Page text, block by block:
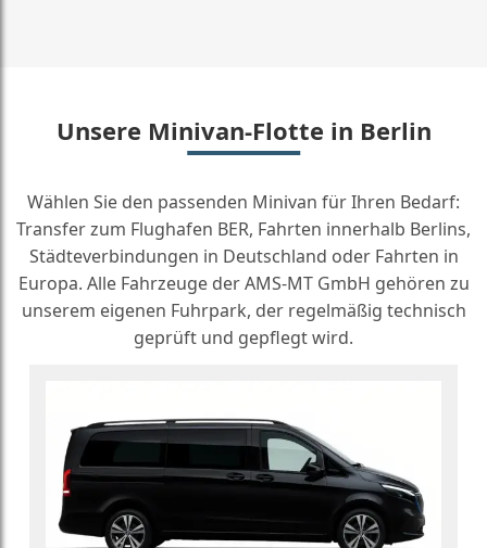
Unsere Minivan-Flotte in Berlin
Wählen Sie den passenden Minivan für Ihren Bedarf:
Transfer zum Flughafen BER, Fahrten innerhalb Berlins,
Städteverbindungen in Deutschland oder Fahrten in
Europa. Alle Fahrzeuge der AMS-MT GmbH gehören zu
unserem eigenen Fuhrpark, der regelmäßig technisch
geprüft und gepflegt wird.